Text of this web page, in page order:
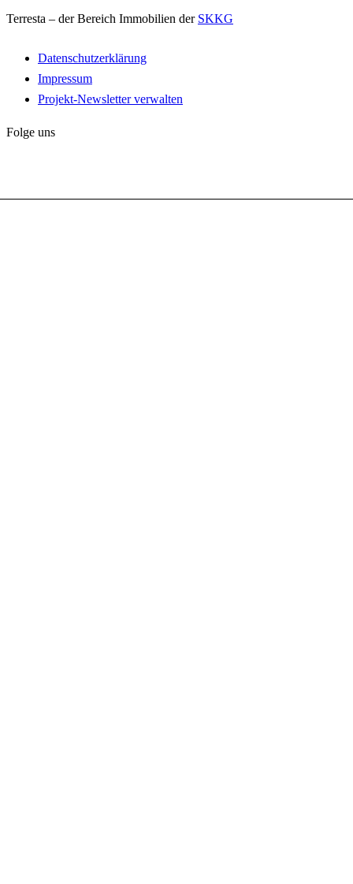
Terresta – der Bereich Immobilien der SKKG
Datenschutzerklärung
Impressum
Projekt-Newsletter verwalten
Folge uns